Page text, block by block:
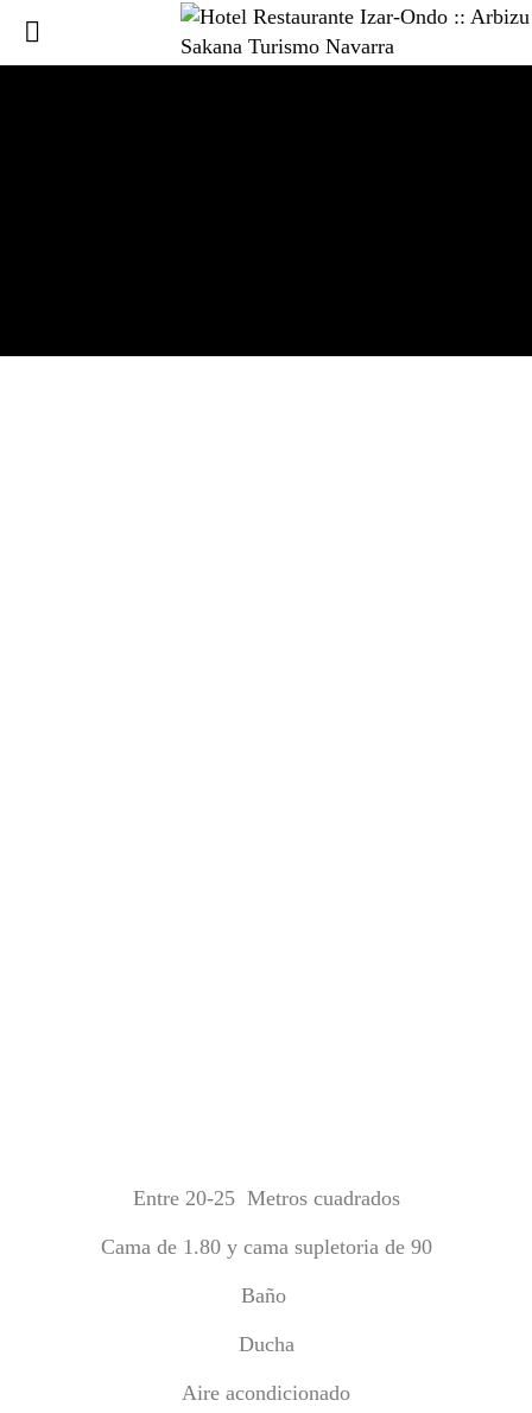
Entre 20-25 Metros cuadrados
Cama de 1.80 y cama supletoria de 90
Baño
Ducha
Aire acondicionado